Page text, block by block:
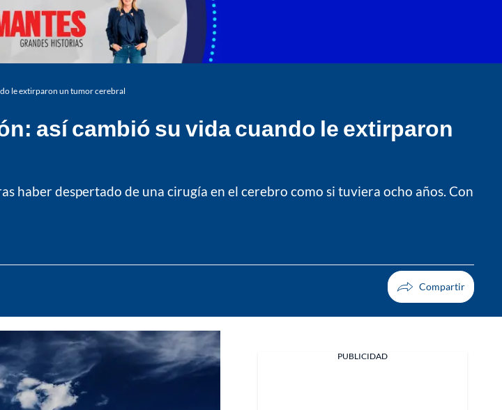
le extirparon un tumor cerebral
así cambió su vida cuando le extirparon
haber despertado de una cirugía en el cerebro como si tuviera ocho años. Con
PUBLICIDAD